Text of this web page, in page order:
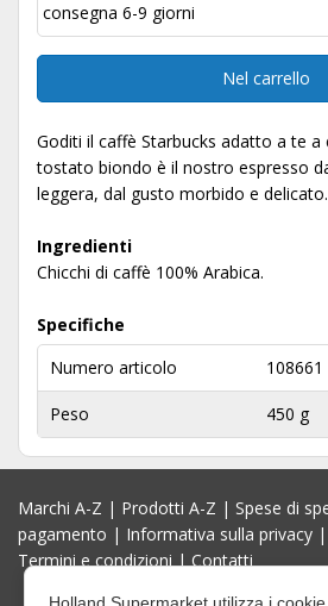
consegna 6-9 giorni
Nel carrello
Goditi il ​​caffè Starbucks adatto a te a
tostato biondo è il nostro espresso
leggera, dal gusto morbido e delicato.
Ingredienti
Chicchi di caffè 100% Arabica.
Specifiche
Numero articolo
108661
Peso 450 g
Marchi A-Z | Prodotti A-Z | Spese di
pagamento | Informativa sulla privacy |
Termini e condizioni|Contatti